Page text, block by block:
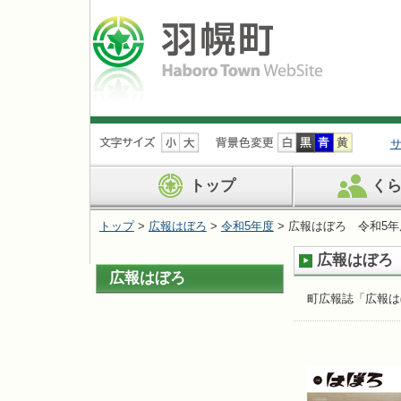
ナ
ビ
ョ
ン
飛
ば
す
トップ く
トップ> 広報はぼろ > 令和5年度> 広報はぼろ 令和5年
広報はぼろ
町広報誌「広報
広報はぼろ